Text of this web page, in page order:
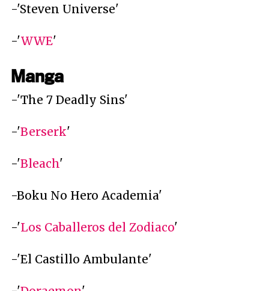
-'Steven Universe'
-'WWE'
Manga
-'The 7 Deadly Sins'
-'Berserk'
-'Bleach'
-Boku No Hero Academia'
-'Los Caballeros del Zodiaco'
-'El Castillo Ambulante'